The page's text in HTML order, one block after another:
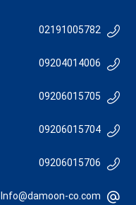
02191005782
09204014006
09206015705
09206015704
09206015706
Info@damoon-co.com